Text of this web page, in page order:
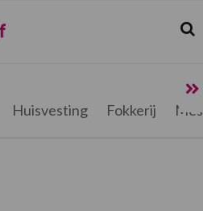
Huisvesting Fokkerij